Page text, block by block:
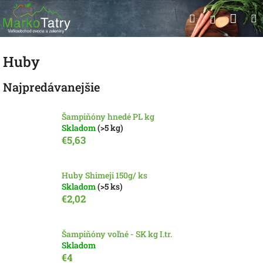
Prejsť
na
obsah
Hľadať
Huby
Najpredávanejšie
Šampiňóny hnedé PL kg
Skladom(>5 kg)
€5,63
Huby Shimeji 150g/ ks
Skladom(>5 ks)
€2,02
Šampiňóny voľné - SK kg I.tr.
Skladom
€4